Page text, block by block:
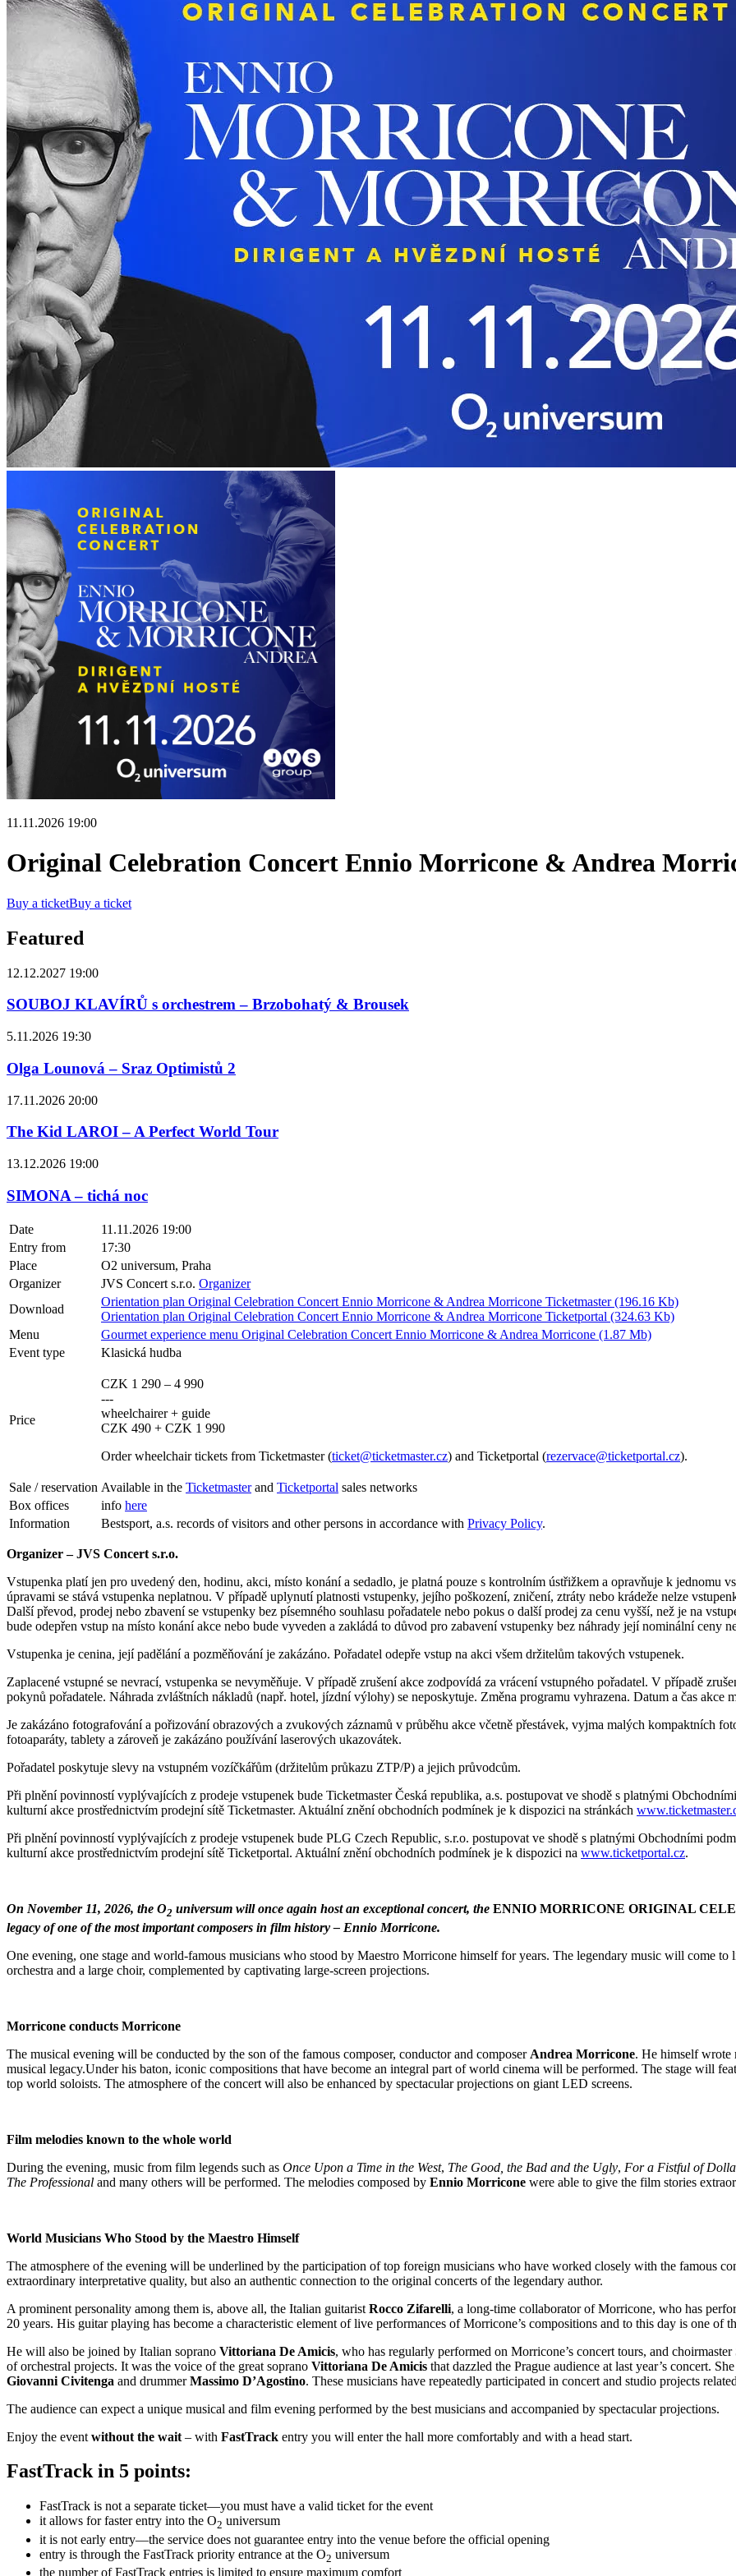
11.11.2026 19:00
Original Celebration Concert Ennio Morricone & Andrea
Buy a ticketBuy a ticket
Featured
12.12.2027 19:00
SOUBOJ KLAVÍRŮ s orchestrem – Brzobohatý & Brousek
5.11.2026 19:30
Olga Lounová – Sraz Optimistů 2
17.11.2026 20:00
The Kid LAROI – A Perfect World Tour
13.12.2026 19:00
SIMONA – tichá noc
Date
11.11.2026 19:00
Entry from
17:30
Place
O2 universum, Praha
Organizer
JVS Concert s.r.o. Organizer
Download
Orientation plan Original Celebration Concert Ennio Morricone & Andrea Morricone Ticketmaster (196.16 Kb)
Orientation plan Original Celebration Concert Ennio Morricone & Andrea Morricone Ticketportal (324.63 Kb)
Menu
Gourmet experience menu Original Celebration Concert Ennio Morricone & Andrea Morricone (1.87 Mb)
Event type
Klasická hudba
Price
CZK 1 290 – 4 990
---
wheelchairer + guide
CZK 490 + CZK 1 990
Order wheelchair tickets from Ticketmaster (ticket@ticketmaster.cz) and Ticketportal (rezervace@ticketportal.cz).
Sale / reservation Available in the Ticketmasterand Ticketportal sales networks
Box offices
info here
Information
Bestsport, a.s. records of visitors and other persons in accordance with Privacy Policy.
Organizer – JVS Concert s.r.o.
Vstupenka platí jen pro uvedený den, hodinu, akci, místo konání a sedadlo, je platná pouze s kontrolním ústřižkem a opravňuje k jednomu
úpravami se stává vstupenka neplatnou. V případě uplynutí platnosti vstupenky, jejího poškození, zničení, ztráty nebo krádeže nelze
Další převod, prodej nebo zbavení se vstupenky bez písemného souhlasu pořadatele nebo pokus o další prodej za cenu vyšší, než je na
bude odepřen vstup na místo konání akce nebo bude vyveden a zakládá to důvod pro zabavení vstupenky bez náhrady její nominální ceny
Vstupenka je cenina, její padělání a pozměňování je zakázáno. Pořadatel odepře vstup na akci všem držitelům takových vstupenek.
Zaplacené vstupné se nevrací, vstupenka se nevyměňuje. V případě zrušení akce zodpovídá za vrácení vstupného pořadatel. V případě
pokynů pořadatele. Náhrada zvláštních nákladů (např. hotel, jízdní výlohy) se neposkytuje. Změna programu vyhrazena. Datum a čas akce
Je zakázáno fotografování a pořizování obrazových a zvukových záznamů v průběhu akce včetně přestávek, vyjma malých kompaktních
fotoaparáty, tablety a zároveň je zakázáno používání laserových ukazovátek.
Pořadatel poskytuje slevy na vstupném vozíčkářům (držitelům průkazu ZTP/P) a jejich průvodcům.
Při plnění povinností vyplývajících z prodeje vstupenek bude Ticketmaster Česká republika, a.s. postupovat ve shodě s platnými
kulturní akce prostřednictvím prodejní sítě Ticketmaster. Aktuální znění obchodních podmínek je k dispozici na stránkách
Při plnění povinností vyplývajících z prodeje vstupenek bude PLG Czech Republic, s.r.o. postupovat ve shodě s platnými Obchodními
kulturní akce prostřednictvím prodejní sítě Ticketportal. Aktuální znění obchodních podmínek je k dispozici na www.ticketportal.cz.
On November 11, 2026, the O2 universum will once again host an exceptional concert, the ENNIO MORRICONE ORIGINAL
legacy of one of the most important composers in film history – Ennio Morricone.
One evening, one stage and world-famous musicians who stood by Maestro Morricone himself for years. The legendary music will come
orchestra and a large choir, complemented by captivating large-screen projections.
Morricone conducts Morricone
The musical evening will be conducted by the son of the famous composer, conductor and composer Andrea Morricone. He himself wrote
musical legacy.Under his baton, iconic compositions that have become an integral part of world cinema will be performed. The stage will
top world soloists. The atmosphere of the concert will also be enhanced by spectacular projections on giant LED screens.
Film melodies known to the whole world
During the evening, music from film legends such as Once Upon a Time in the West, The Good, the Bad and the Ugly, For a Fistful of
The Professional and many others will be performed. The melodies composed by Ennio Morricone were able to give the film stories
World Musicians Who Stood by the Maestro Himself
The atmosphere of the evening will be underlined by the participation of top foreign musicians who have worked closely with the famous
extraordinary interpretative quality, but also an authentic connection to the original concerts of the legendary author.
A prominent personality among them is, above all, the Italian guitarist Rocco Zifarelli, a long-time collaborator of Morricone, who has
20 years. His guitar playing has become a characteristic element of live performances of Morricone’s compositions and to this day is one of
He will also be joined by Italian soprano Vittoriana De Amicis, who has regularly performed on Morricone’s concert tours, and choirmaster
of orchestral projects. It was the voice of the great soprano Vittoriana De Amicis that dazzled the Prague audience at last year’s concert.
Giovanni Civitenga and drummerMassimo D’Agostino. These musicians have repeatedly participated in concert and studio projects
The audience can expect a unique musical and film evening performed by the best musicians and accompanied by spectacular projections.
Enjoy the event without the wait – with FastTrack entry you will enter the hall more comfortably and with a head start.
FastTrack in 5 points:
FastTrack is not a separate ticket—you must have a valid ticket for the event
it allows for faster entry into the O2 universum
it is not early entry—the service does not guarantee entry into the venue before the official opening
entry is through the FastTrack priority entrance at the O2 universum
the number of FastTrack entries is limited to ensure maximum comfort